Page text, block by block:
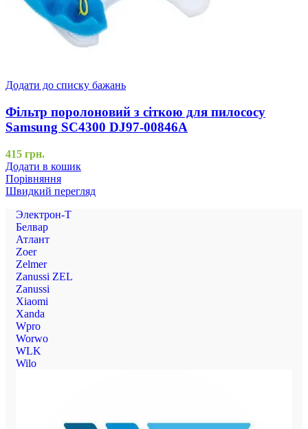
Додати до списку бажань
Фільтр поролоновий з сіткою для пилососу
Samsung SC4300 DJ97-00846A
415 грн.
Додати в кошик
Порівняння
Швидкий перегляд
Электрон-Т
Белвар
Атлант
Zoer
Zelmer
Zanussi ZEL
Zanussi
Xiaomi
Xanda
Wpro
Worwo
WLK
Wilo